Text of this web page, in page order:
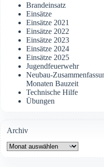
Brandeinsatz
Einsätze
Einsätze 2021
Einsätze 2022
Einsätze 2023
Einsätze 2024
Einsätze 2025
Jugendfeuerwehr
Neubau-
Monaten Bauzeit
Technische Hilfe
Übungen
Archiv
Archiv